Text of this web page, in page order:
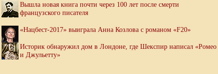
Вышла новая книга почти через 100 лет после смерти
французского писателя
«Нацбест-2017» выиграла Анна Козлова с романом «F20»
Историк обнаружил дом в Лондоне, где Шекспир написал «Ромео
и Джульетту»